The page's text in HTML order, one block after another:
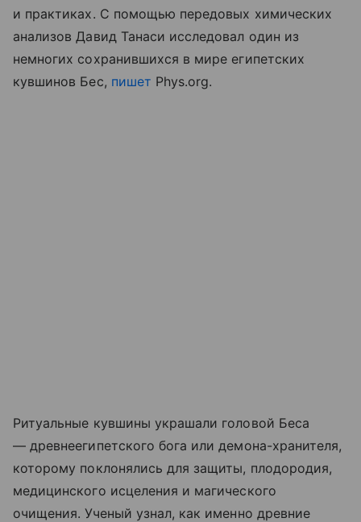
и практиках. С помощью передовых химических
анализов Давид Танаси исследовал один из
немногих сохранившихся в мире египетских
кувшинов Бес, пишет Phys.org.
Ритуальные кувшины украшали головой Беса
— древнеегипетского бога или демона-хранителя,
которому поклонялись для защиты, плодородия,
медицинского исцеления и магического
очищения. Ученый узнал, как именно древние